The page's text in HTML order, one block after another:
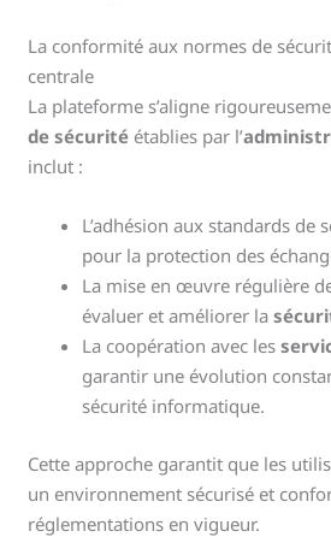
La conformité aux normes de
centrale
La plateforme s’aligne
de sécurité établies par l’
inclut :
L’adhésion aux standards de
pour la protection des
La mise en œuvre régulière
évaluer et améliorer la
La coopération avec les
garantir une évolution
sécurité informatique.
Cette approche garantit que les
un environnement sécurisé et
réglementations en vigueur.